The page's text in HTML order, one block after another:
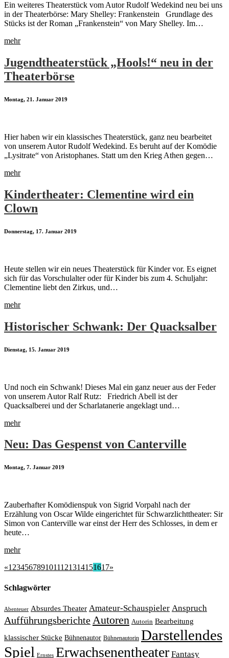
Ein weiteres Theaterstück vom Autor Rudolf Wedekind neu bei uns
in der Theaterbörse: Mary Shelley: Frankenstein Grundlage des
Stücks ist der Roman „Frankenstein“ von Mary Shelley. Im…
mehr
Jugendtheaterstück „Hools!“ neu in der
Theaterbörse
Montag, 21. Januar 2019
Hier haben wir ein klassisches Theaterstück, ganz neu bearbeitet
von unserem Autor Rudolf Wedekind. Es beruht auf der Komödie
„Lysitrate“ von Aristophanes. Statt um den Krieg Athen gegen…
mehr
Kindertheater: Clementine wird ein
Clown
Donnerstag, 17. Januar 2019
Heute stellen wir ein neues Theaterstück für Kinder vor. Es eignet
sich für das Vorschulalter oder für Kinder bis zum 4. Schuljahr:
Clementine liebt den Zirkus, und…
mehr
Historischer Schwank: Der Quacksalber
Dienstag, 15. Januar 2019
Und noch ein Schwank! Dieses Mal ein ganz neuer aus der Feder
von unserem Autor Ralf Rutz: Friedrich Abell ist der
Quacksalberei und der Scharlatanerie angeklagt und…
mehr
Neu: Das Gespenst von Canterville
Montag, 7. Januar 2019
Zauberhafter Komödienspuk von Sigrid Vorpahl nach der
Erzählung von Oscar Wilde eingerichtet für Schwarzlichttheater: Sir
Simon von Canterville war einst der Herr des Schlosses, in dem er
heute…
mehr
«1234567891011121314151617»
Schlagwörter
Abenteuer Absurdes Theater Amateur-Schauspieler Anspruch
Aufführungsberichte Autoren Autorin Bearbeitung
klassischer Stücke Bühnenautor Bühnenautorin Darstellendes
Spiel Ernstes Erwachsenentheater Fantasy